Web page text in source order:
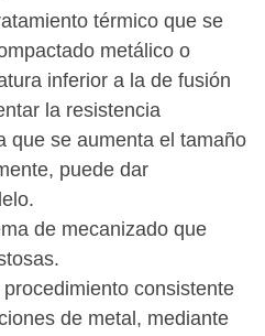
térmico que se
metálico o
inferior a la de fusión
la resistencia
que se aumenta el tamaño
puede dar
de mecanizado que
procedimiento consistente
de metal, mediante